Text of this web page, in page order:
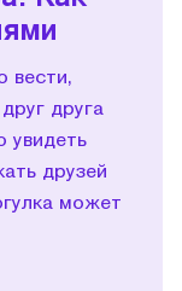
вести,
друга
увидеть
друзей
может